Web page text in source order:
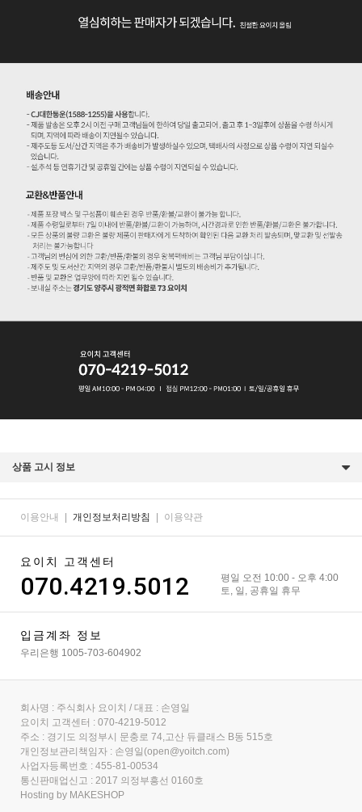
상품 고시 정보
이용안내 | 개인정보처리방침 | 이용약관
요이치 고객센터
070.4219.5012
평일 오전 10:00 - 오후 4:00
토, 일, 공휴일 휴무
입금계좌 정보
우리은행 1005-703-604902
회사명 : 주식회사 요이치 / 대표 : 손영일
요이치 고객센터 : 070-4219-5012
주소 : 경기도 의정부시 문충로 74,고산 듀클래스 B동 515호
개인정보관리책임자 : 손영일(open@yoitch.com)
사업자등록번호 : 455-81-00534
통신판매업신고 : 2017 의정부흥선 0160호
Hosting by MAKESHOP